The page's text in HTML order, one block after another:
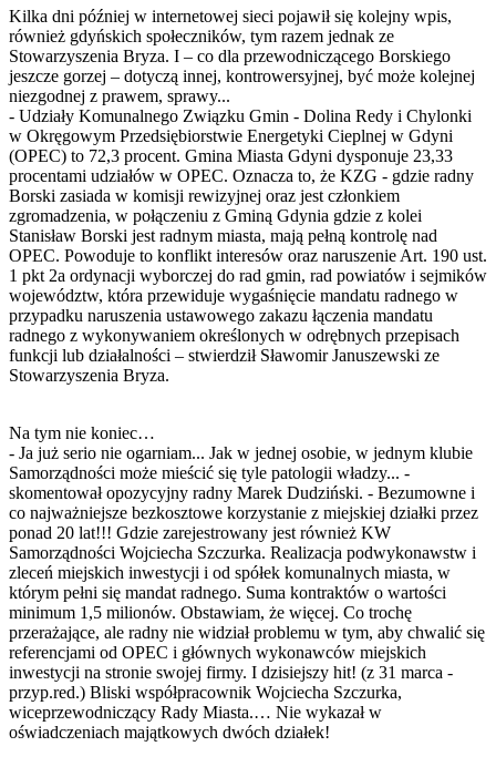
Kilka dni później w internetowej sieci pojawił się kolejny wpis,
również gdyńskich społeczników, tym razem jednak ze
Stowarzyszenia Bryza. I – co dla przewodniczącego Borskiego
jeszcze gorzej – dotyczą innej, kontrowersyjnej, być może kolejnej
niezgodnej z prawem, sprawy...
- Udziały Komunalnego Związku Gmin - Dolina Redy i Chylonki
w Okręgowym Przedsiębiorstwie Energetyki Cieplnej w Gdyni
(OPEC) to 72,3 procent. Gmina Miasta Gdyni dysponuje 23,33
procentami udziałów w OPEC. Oznacza to, że KZG - gdzie radny
Borski zasiada w komisji rewizyjnej oraz jest członkiem
zgromadzenia, w połączeniu z Gminą Gdynia gdzie z kolei
Stanisław Borski jest radnym miasta, mają pełną kontrolę nad
OPEC. Powoduje to konflikt interesów oraz naruszenie Art. 190 ust.
1 pkt 2a ordynacji wyborczej do rad gmin, rad powiatów i sejmików
województw, która przewiduje wygaśnięcie mandatu radnego w
przypadku naruszenia ustawowego zakazu łączenia mandatu
radnego z wykonywaniem określonych w odrębnych przepisach
funkcji lub działalności – stwierdził Sławomir Januszewski ze
Stowarzyszenia Bryza.
Na tym nie koniec…
- Ja już serio nie ogarniam... Jak w jednej osobie, w jednym klubie
Samorządności może mieścić się tyle patologii władzy... -
skomentował opozycyjny radny Marek Dudziński. - Bezumowne i
co najważniejsze bezkosztowe korzystanie z miejskiej działki przez
ponad 20 lat!!! Gdzie zarejestrowany jest również KW
Samorządności Wojciecha Szczurka. Realizacja podwykonawstw i
zleceń miejskich inwestycji i od spółek komunalnych miasta, w
którym pełni się mandat radnego. Suma kontraktów o wartości
minimum 1,5 milionów. Obstawiam, że więcej. Co trochę
przerażające, ale radny nie widział problemu w tym, aby chwalić się
referencjami od OPEC i głównych wykonawców miejskich
inwestycji na stronie swojej firmy. I dzisiejszy hit! (z 31 marca -
przyp.red.) Bliski współpracownik Wojciecha Szczurka,
wiceprzewodniczący Rady Miasta.… Nie wykazał w
oświadczeniach majątkowych dwóch działek!